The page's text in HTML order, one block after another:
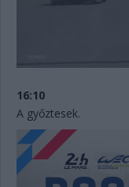
16:10
A győztesek.